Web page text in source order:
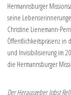
Hermannsburger
seine
Christine Lienemann-
Öffentlichkeitspräsenz in
und Invisibilisierung im
die Hermannsburger
Der Herausgeber Jobst